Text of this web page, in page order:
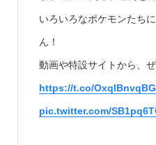
いろいろなポケモンたち
ん！
動画や特設サイトから、
https://t.co/OxqIBnvqBG
pic.twitter.com/